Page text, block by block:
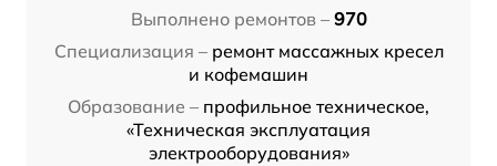
Выполнено ремонтов – 970
Специализация – ремонт массажных кресел
и кофемашин
Образование – профильное техническое,
«Техническая эксплуатация
электрооборудования»